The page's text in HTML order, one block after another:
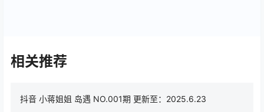
相关推荐
抖音 小蒋姐姐 岛遇 NO.001期 更新至：2025.6.23